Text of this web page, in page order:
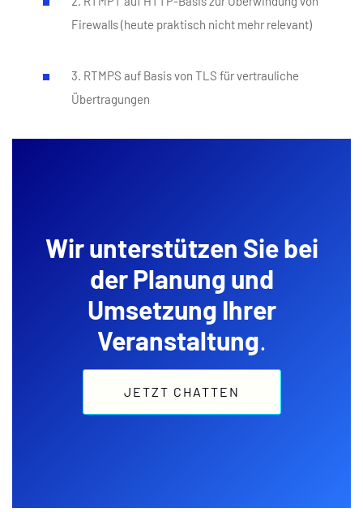
Firewalls (heute praktisch nicht mehr relevant)
3. RTMPS auf Basis von TLS für vertrauliche
Übertragungen
Wir unterstützen Sie bei
der Planung und
Umsetzung Ihrer
Veranstaltung.
JETZT CHATTEN